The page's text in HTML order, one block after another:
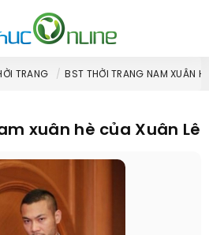
TRANG BST THỜI TRANG NAM XUÂN
xuân hè của Xuân Lê